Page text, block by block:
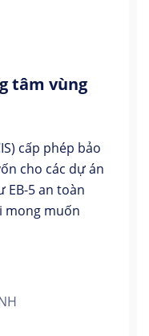
tâm vùng
cấp phép bảo
cho các dự án
EB-5 an toàn
mong muốn